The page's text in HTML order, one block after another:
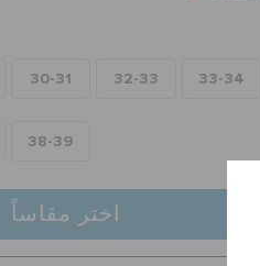
30-31 32-33 33-34
38-39
اختر مقاساً